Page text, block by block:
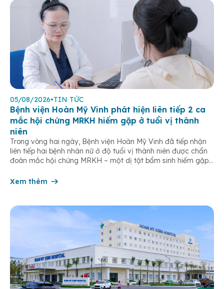
05/08/2026•TIN TỨC
Bệnh viện Hoàn Mỹ Vinh phát hiện liên tiếp 2 ca
mắc hội chứng MRKH hiếm gặp ở tuổi vị thành
niên
Trong vòng hai ngày, Bệnh viện Hoàn Mỹ Vinh đã tiếp nhận
liên tiếp hai bệnh nhân nữ ở độ tuổi vị thành niên được chẩn
đoán mắc hội chứng MRKH – một dị tật bẩm sinh hiếm gặp
tuổi dậy thì. […]
Xem thêm